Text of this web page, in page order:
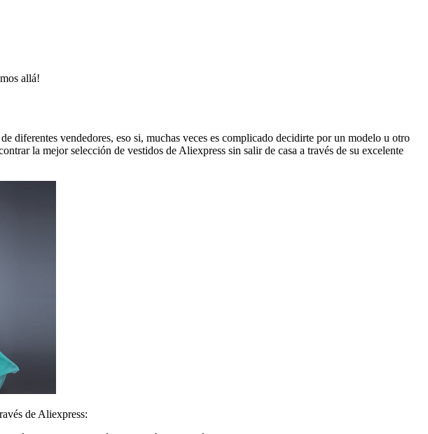
allá!
de diferentes vendedores, eso si, muchas veces es complicado decidirte por un modelo u otro
la mejor selección de vestidos de Aliexpress sin salir de casa a través de su excelente
de Aliexpress: